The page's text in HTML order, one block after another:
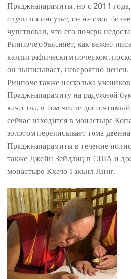
Праджнапарамиты, но с 2011
случился инсульт, он не смог
чувствовал, что его почерк
Ринпоче объясняет, как важно
каллиграфическим почерком,
он выписывает, невероятно
Ринпоче также несколько
Праджнапарамиту на радужной
качества, в том числе
сейчас находится в монастыре
золотом переписывает тома
Праджнапарамиты в течение
также Джейн Зейдлиц в США и
монастыре Кхачо Гакьил Линг.